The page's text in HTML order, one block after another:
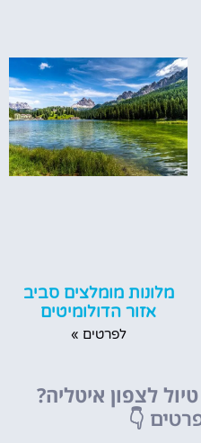
מלונות מומלצים סביב
אזור הדולומיטים
לפרטים »
לצפון איטליה?
👇